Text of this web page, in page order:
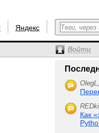
Яндекс
Войти
OlegL,
Как